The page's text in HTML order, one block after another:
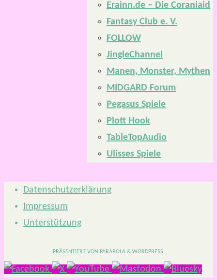
Erainn.de – Die Coraniaid
Fantasy Club e. V.
FOLLOW
JingleChannel
Manen, Monster, Mythen
MIDGARD Forum
Pegasus Spiele
Plott Hook
TableTopAudio
Ulisses Spiele
Datenschutzerklärung
Impressum
Unterstützung
PRÄSENTIERT VON PARABOLA& WORDPRESS.